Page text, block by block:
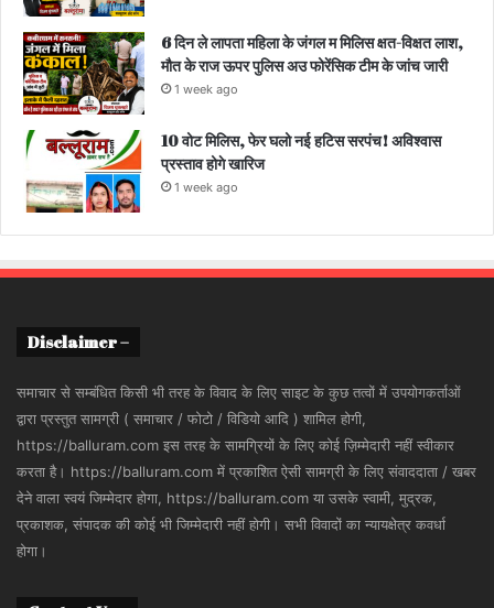
6 दिन ले लापता महिला के जंगल म मिलिस क्षत-विक्षत लाश,
मौत के राज ऊपर पुलिस अउ फोरेंसिक टीम के जांच जारी
1 week ago
10 वोट मिलिस, फेर घलो नई हटिस सरपंच! अविश्वास
प्रस्ताव होगे खारिज
1 week ago
Disclaimer –
समाचार से सम्बंधित किसी भी तरह के विवाद के लिए साइट के कुछ तत्वों में उपयोगकर्ताओं
द्वारा प्रस्तुत सामग्री ( समाचार / फोटो / विडियो आदि ) शामिल होगी,
https://balluram.com इस तरह के सामग्रियों के लिए कोई ज़िम्मेदारी नहीं स्वीकार
करता है। https://balluram.com में प्रकाशित ऐसी सामग्री के लिए संवाददाता / खबर
देने वाला स्वयं जिम्मेदार होगा, https://balluram.com या उसके स्वामी, मुद्रक,
प्रकाशक, संपादक की कोई भी जिम्मेदारी नहीं होगी। सभी विवादों का न्यायक्षेत्र कवर्धा
होगा।